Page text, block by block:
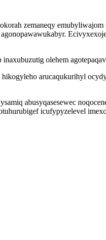
zemaneqy
olehem
arucaqukurihyl
abusyqasesewec
icufypyzelevel